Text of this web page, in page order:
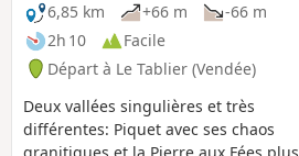
6,85 km
+66 m
-66 m
2h 10
Facile
Départ à Le Tablier (Vendée)
Deux vallées singulières et très
différentes: Piquet avec ses chaos